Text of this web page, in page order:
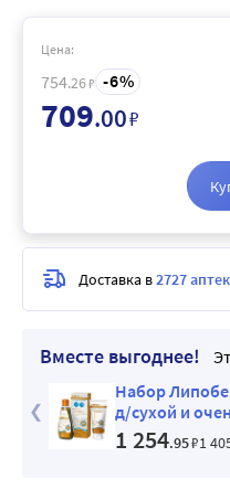
Вместе выгоднее!
Набор
д/сухой и
масло д/душа
1 254.95₽1
Цена:
754.26₽ 6
709.00₽
Доставка в2727 аптек